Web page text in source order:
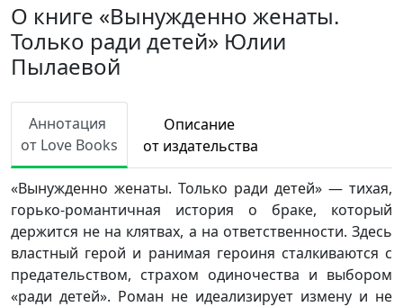
О книге «Вынужденно женаты.
Только ради детей» Юлии
Пылаевой
Аннотация
от Love Books
Описание
от издательства
«Вынужденно женаты. Только ради детей» — тихая,
горько-романтичная история о браке, который
держится не на клятвах, а на ответственности. Здесь
властный герой и ранимая героиня сталкиваются с
предательством, страхом одиночества и выбором
«ради детей». Роман не идеализирует измену и не